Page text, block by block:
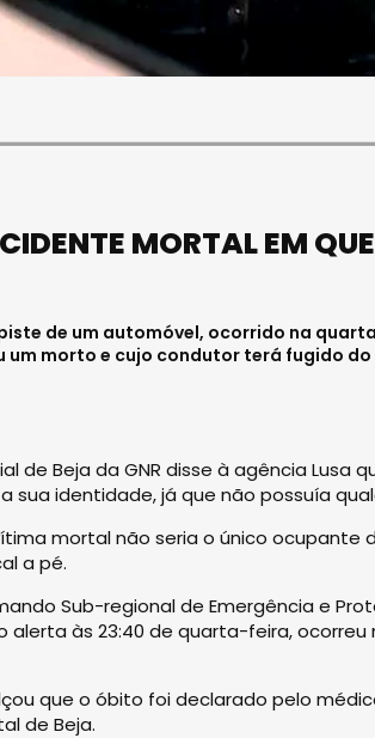
MORTAL EM
de um automóvel, ocorrido na
um morto e cujo condutor terá fugido
de Beja da GNR disse à agência Lusa
sua identidade, já que não possuía
mortal não seria o único ocupante
a pé.
Sub-regional de Emergência e
às 23:40 de quarta-feira, ocorreu
que o óbito foi declarado pelo
de Beja.